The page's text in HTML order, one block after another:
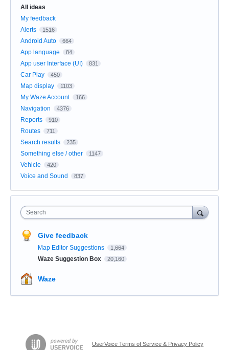
All ideas
My feedback
Alerts
1516
Android Auto 664
App language 84
App user Interface (UI) 831
Car Play 450
Map display 1103
My Waze Account 166
Navigation 4376
Reports 910
Routes 711
Search results 235
Something else / other 1147
Vehicle 420
Voice and Sound 837
Search
Give feedback
Map Editor Suggestions 1,664
Waze Suggestion Box 20,160
Waze
UserVoice Terms of Service & Privacy Policy